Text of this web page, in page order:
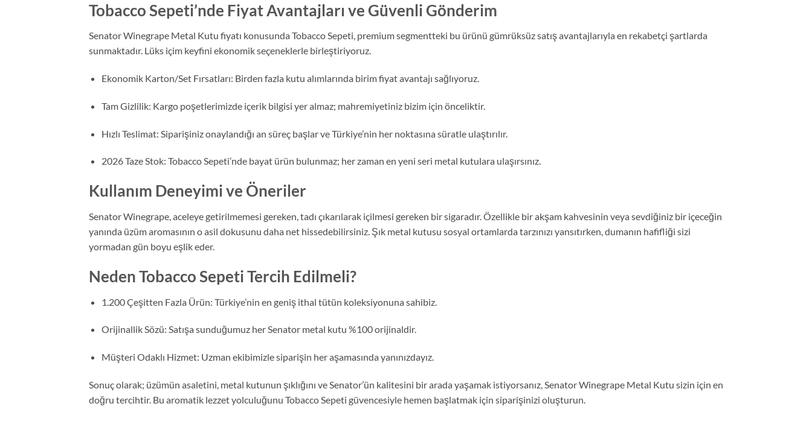
Tobacco Sepeti’nde Fiyat Avantajları ve Güvenli Gönderim
Senator Winegrape Metal Kutu fiyatı konusunda Tobacco Sepeti, premium segmentteki bu ürünü gümrüksüz satış avantajlarıyla en rekabetçi şartlarda
sunmaktadır. Lüks içim keyfini ekonomik seçeneklerle birleştiriyoruz.
Ekonomik Karton/Set Fırsatları: Birden fazla kutu alımlarında birim fiyat avantajı sağlıyoruz.
Tam Gizlilik: Kargo poşetlerimizde içerik bilgisi yer almaz; mahremiyetiniz bizim için önceliktir.
Hızlı Teslimat: Siparişiniz onaylandığı an süreç başlar ve Türkiye’nin her noktasına süratle ulaştırılır.
2026 Taze Stok: Tobacco Sepeti’nde bayat ürün bulunmaz; her zaman en yeni seri metal kutulara ulaşırsınız.
Kullanım Deneyimi ve Öneriler
Senator Winegrape, aceleye getirilmemesi gereken, tadı çıkarılarak içilmesi gereken bir sigaradır. Özellikle bir akşam kahvesinin veya sevdiğiniz bir içeceğin
yanında üzüm aromasının o asil dokusunu daha net hissedebilirsiniz. Şık metal kutusu sosyal ortamlarda tarzınızı yansıtırken, dumanın hafifliği sizi
yormadan gün boyu eşlik eder.
Neden Tobacco Sepeti Tercih Edilmeli?
1.200 Çeşitten Fazla Ürün: Türkiye’nin en geniş ithal tütün koleksiyonuna sahibiz.
Orijinallik Sözü: Satışa sunduğumuz her Senator metal kutu %100 orijinaldir.
Müşteri Odaklı Hizmet: Uzman ekibimizle siparişin her aşamasında yanınızdayız.
Sonuç olarak; üzümün asaletini, metal kutunun şıklığını ve Senator’ün kalitesini bir arada yaşamak istiyorsanız, Senator Winegrape Metal Kutu sizin için en
doğru tercihtir. Bu aromatik lezzet yolculuğunu Tobacco Sepeti güvencesiyle hemen başlatmak için siparişinizi oluşturun.